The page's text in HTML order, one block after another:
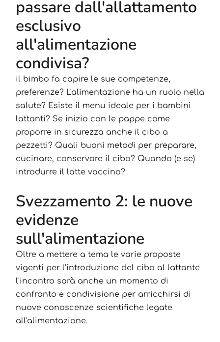
passare dall'allattamento
esclusivo
all'alimentazione
condivisa?
il bimbo fa capire le sue competenze,
preferenze? L'alimentazione ha un ruolo nella
salute? Esiste il menu ideale per i bambini
lattanti? Se inizio con le pappe come
proporre in sicurezza anche il cibo a
pezzetti? Quali buoni metodi per preparare,
cucinare, conservare il cibo? Quando (e se)
introdurre il latte vaccino?
Svezzamento 2: le nuove
evidenze
sull'alimentazione
Oltre a mettere a tema le varie proposte
vigenti per l'introduzione del cibo al lattante
l'incontro sarà anche un momento di
confronto e condivisione per arricchirsi di
nuove conoscenze scientifiche legate
all'alimentazione.